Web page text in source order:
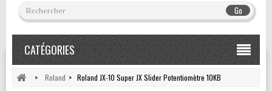
Go
CATÉGORIES
> Roland > Roland JX-10 Super JX Slider Potentiomètre 10KB